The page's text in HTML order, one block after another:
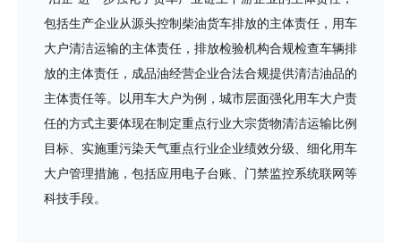
包括生产企业从源头控制柴油货车排放的主体责任，用车
大户清洁运输的主体责任，排放检验机构合规检查车辆排
放的主体责任，成品油经营企业合法合规提供清洁油品的
主体责任等。以用车大户为例，城市层面强化用车大户责
任的方式主要体现在制定重点行业大宗货物清洁运输比例
目标、实施重污染天气重点行业企业绩效分级、细化用车
大户管理措施，包括应用电子台账、门禁监控系统联网等
科技手段。